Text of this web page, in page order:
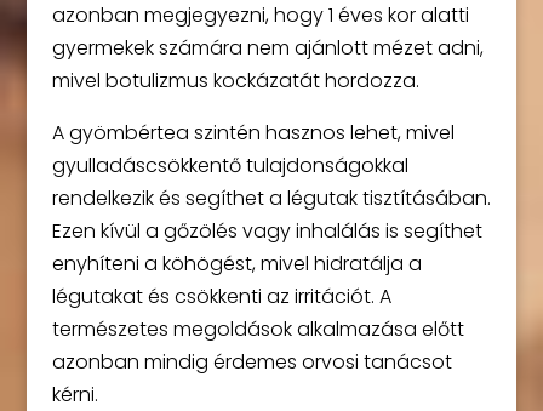
azonban megjegyezni, hogy 1 éves kor alatti
gyermekek számára nem ajánlott mézet adni,
mivel botulizmus kockázatát hordozza.
A gyömbértea szintén hasznos lehet, mivel
gyulladáscsökkentő tulajdonságokkal
rendelkezik és segíthet a légutak tisztításában.
Ezen kívül a gőzölés vagy inhalálás is segíthet
enyhíteni a köhögést, mivel hidratálja a
légutakat és csökkenti az irritációt. A
természetes megoldások alkalmazása előtt
azonban mindig érdemes orvosi tanácsot
kérni.